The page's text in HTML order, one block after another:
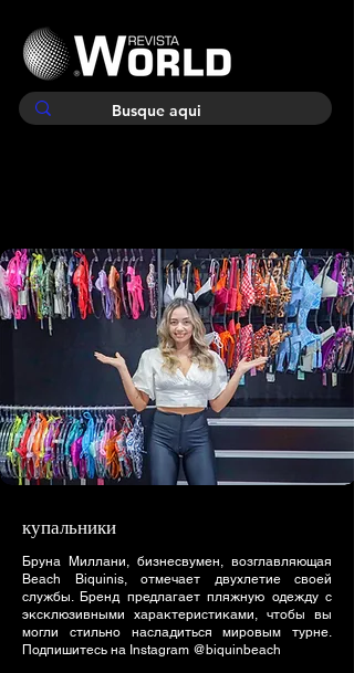
купальники
Бруна Миллани, бизнесвумен, возглавляющая
Beach Biquinis, отмечает двухлетие своей
службы. Бренд предлагает пляжную одежду с
эксклюзивными характеристиками, чтобы вы
могли стильно насладиться мировым турне.
Подпишитесь на Instagram @biquinbeach